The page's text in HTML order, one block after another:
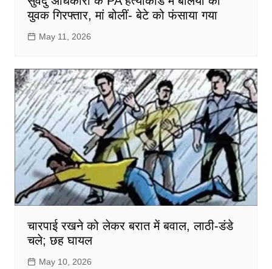
युवक गिरफ्तार, मां बोलीं- बेटे को फंसाया गया
May 11, 2026
चारपाई रखने को लेकर बरात में बवाल, लाठी-डंडे
चले; छह घायल
May 10, 2026